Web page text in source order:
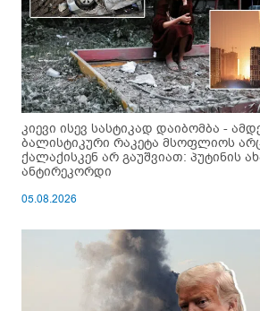
კიევი ისევ სასტიკად დაიბომბა -
ბალისტიკური რაკეტა მსოფლიოს
ქალაქისკენ არ გაუშვიათ: პუტინის
ანტირეკორდი
05.08.2026